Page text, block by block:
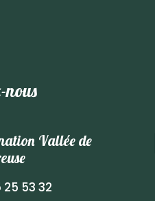
nous
Vallée de
53 32